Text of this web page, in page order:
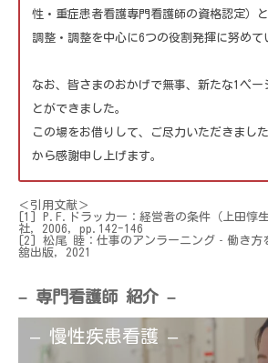
性・重症患者看護専門看護師の資格認定）
調整・調整を中心に6つの役割発揮に努めて
なお、皆さまのおかげで無事、新たな1ペー
とができました。
この場をお借りして、ご尽力いただきまし
から感謝申し上げます。
＜引用文献＞
[1] P.F.ドラッカー：経営者の条件（上田惇
社，2006，pp.142-146
[2] 松尾 睦：仕事のアンラーニング‐働き方
舘出版，2021
– 専門看護師 紹介 –
– 慢性疾患看護 –